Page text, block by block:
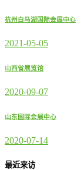
杭州白马湖国际会展中心
2021-05-05
山西省展览馆
2020-09-07
山东国际会展中心
2020-07-14
最近来访